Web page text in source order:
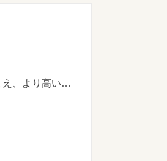
近年、GXやDX、原油・原材料価格の高騰などへの対応といった県内企業が抱える経営課題が高度化・複雑化していることを踏まえ、より高いスキルや豊富な知見を有する「高度アドバイザー」の活用に対し助成することで、ニッチトップや海外展開を目指すなど、本県産業を牽引する企業の更なる成長促進および競争力強化を図ることを目的とします。​